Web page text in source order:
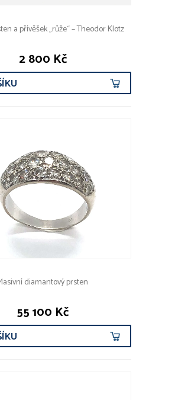
a přívěšek „růže“ – Theodor Klotz
2 800 Kč
diamantový prsten
55 100 Kč